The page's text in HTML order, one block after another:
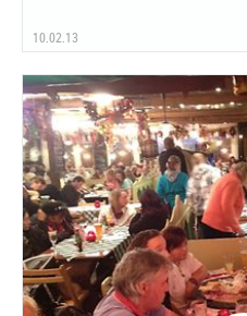
10.02.13